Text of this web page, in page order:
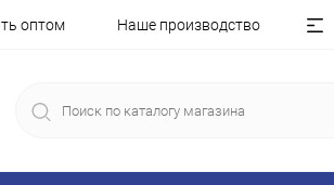
оптом Наше производство